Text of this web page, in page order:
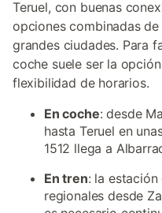
Teruel, con buenas
opciones combinadas
grandes ciudades. Para
coche suele ser la
flexibilidad de horarios.
En coche: desde
hasta Teruel en
1512 llega a
En tren: la
regionales desde